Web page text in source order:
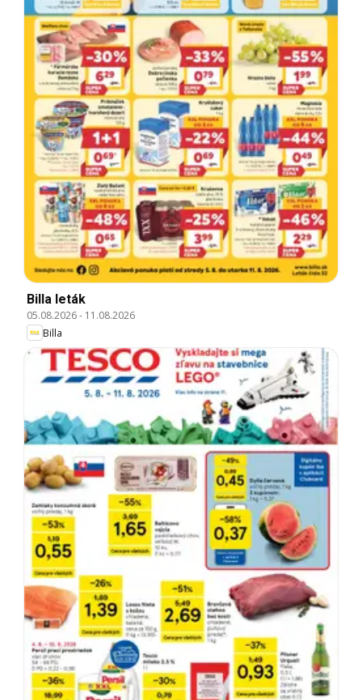
Billa leták
05.08.2026- 11.08.2026
Billa